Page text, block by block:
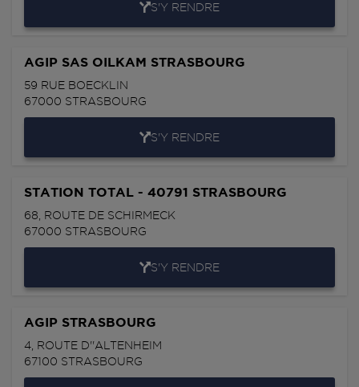
S'Y RENDRE
AGIP SAS OILKAM STRASBOURG
59 RUE BOECKLIN
67000 STRASBOURG
S'Y RENDRE
STATION TOTAL - 40791 STRASBOURG
68, ROUTE DE SCHIRMECK
67000 STRASBOURG
S'Y RENDRE
AGIP STRASBOURG
4, ROUTE D''ALTENHEIM
67100 STRASBOURG